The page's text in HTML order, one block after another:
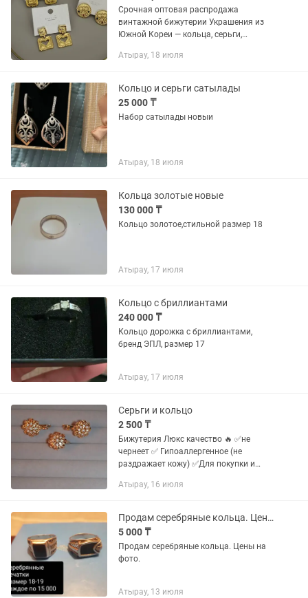
Срочная оптовая распродажа
винтажной бижутерии Украшения из
Южной Кореи — кольца, серьги,
готово к быстрой отгрузке.￼
Атырау, 18 июля
Кольцо и серьги сатылады
25 000 ₸
Набор сатылады новыи
Атырау, 18 июля
Кольца золотые новые
130 000 ₸
Кольцо золотое,стильной размер 18
Атырау, 17 июля
Кольцо с бриллиантами
240 000 ₸
Кольцо дорожка с бриллиантами,
бренд ЭПЛ, размер 17
Атырау, 17 июля
Серьги и кольцо
2 500 ₸
Бижутерия Люкс качество 🔥 ✅не
чернеет ✅ Гипоаллергенное (не
раздражает кожу) ✅Для покупки и
Атырау, 16 июля
Продам серебряные кольца. Цены указаны на фото
5 000 ₸
Продам серебряные кольца. Цены на
фото.
Атырау, 13 июля